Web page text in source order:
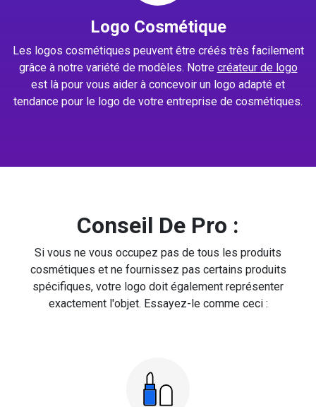
Logo Cosmétique
Les logos cosmétiques peuvent être créés très facilement
grâce à notre variété de modèles. Notre créateur de logo
est là pour vous aider à concevoir un logo adapté et
tendance pour le logo de votre entreprise de cosmétiques.
Conseil De Pro :
Si vous ne vous occupez pas de tous les produits
cosmétiques et ne fournissez pas certains produits
spécifiques, votre logo doit également représenter
exactement l'objet. Essayez-le comme ceci :